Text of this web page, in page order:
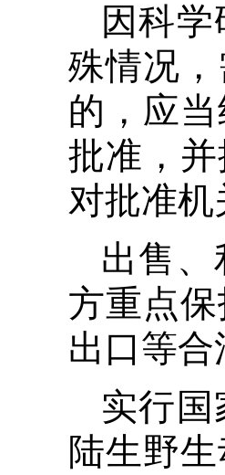
因科
殊情况
的，应
批准，
对批准
出售
方重点
出口等
实行
陆生野